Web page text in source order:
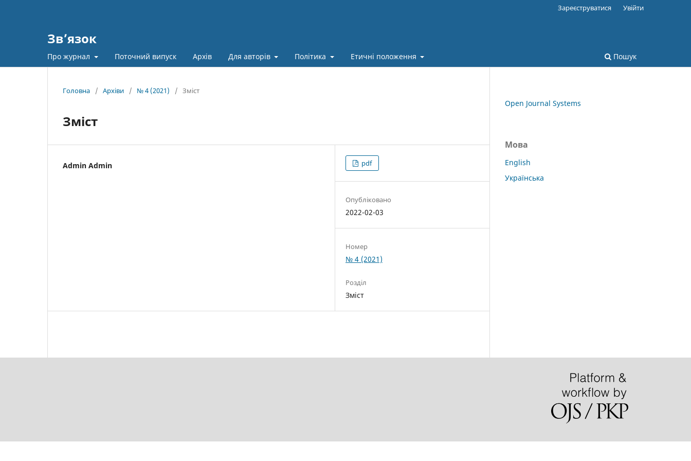
Зв’язок
Про журнал Поточний випуск Архів Для авторів Політика Етичні положення Пошук
Зареєструватися Увійти
Головна / Архіви / № 4 (2021) / Зміст
Зміст
Admin Admin pdf
Опубліковано
2022-02-03
Номер
№ 4 (2021)
Розділ
Зміст
Open Journal Systems
Мова
English
Українська